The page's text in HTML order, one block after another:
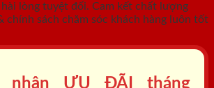
lòng tuyệt đối. Cam kết chất lượng
chính sách chăm sóc khách hàng luôn tốt
nhận ƯU ĐÃI tháng